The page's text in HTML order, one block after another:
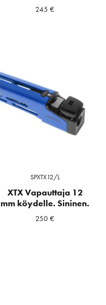
245€
SPXTX12/L
XTX Vapauttaja 12
mm köydelle. Sininen.
250€